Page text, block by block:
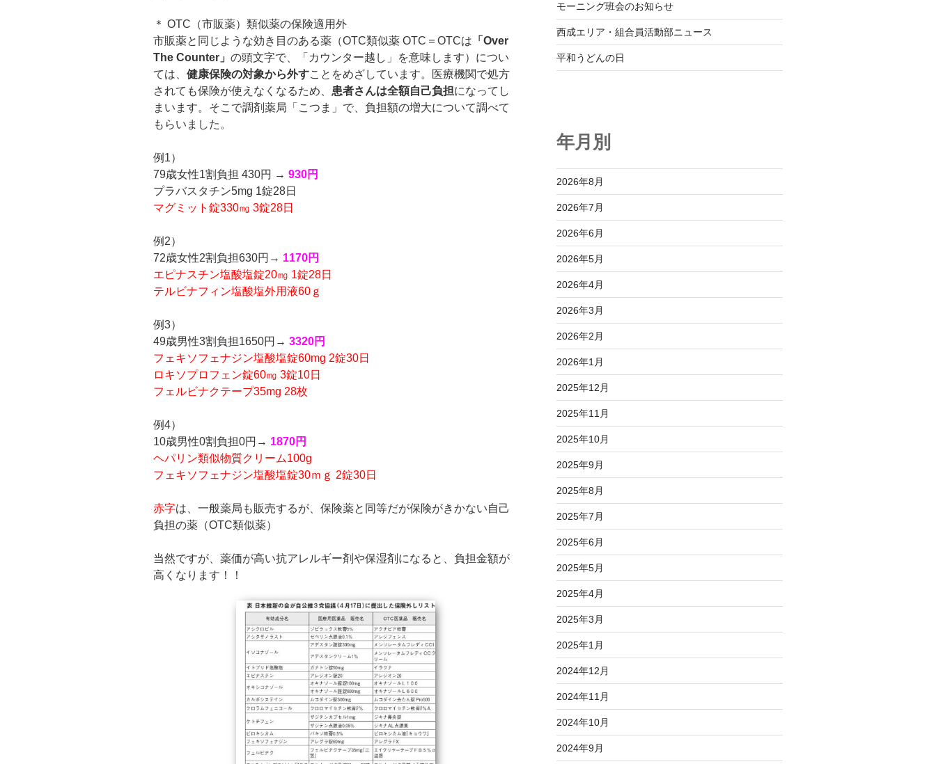
＊ OTC（市販薬）類似薬の保険適用外
市販薬と同じような効き目のある薬（OTC類似薬 OTC＝OTCは 「Over
The Counter」 の頭文字で、「カウンター越し」を意味します）につい
ては、 健康保険の対象から外すことをめざしています。医療機関で処方
されても保険が使えなくなるため、 患者さんは全額自己負担になってし
まいます。そこで調剤薬局「こつま」で、負担額の増大について調べて
もらいました。
例1）
79歳女性1割負担 430円 → 930円
プラバスタチン5mg 1錠28日
マグミット錠330㎎ 3錠28日
例2）
72歳女性2割負担630円→ 1170円
エピナスチン塩酸塩錠20㎎ 1錠28日
テルビナフィン塩酸塩外用液60ｇ
例3）
49歳男性3割負担1650円→ 3320円
フェキソフェナジン塩酸塩錠60mg 2錠30日
ロキソプロフェン錠60㎎ 3錠10日
フェルビナクテープ35mg 28枚
例4）
10歳男性0割負担0円→ 1870円
ヘパリン類似物質クリーム100g
フェキソフェナジン塩酸塩錠30ｍｇ 2錠30日
赤字は、一般薬局も販売するが、保険薬と同等だが保険がきかない自己
負担の薬（OTC類似薬）
当然ですが、薬価が高い抗アレルギー剤や保湿剤になると、負担金額が
高くなります！！
モーニング班会のお知らせ
西成エリア・組合員活動部ニュース
平和うどんの日
年月別
2026年8月
2026年7月
2026年6月
2026年5月
2026年4月
2026年3月
2026年2月
2026年1月
2025年12月
2025年11月
2025年10月
2025年9月
2025年8月
2025年7月
2025年6月
2025年5月
2025年4月
2025年3月
2025年1月
2024年12月
2024年11月
2024年10月
2024年9月